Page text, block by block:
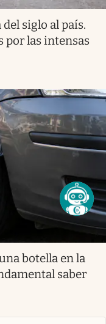
siglo al país.
por las intensas
botella en la
saber